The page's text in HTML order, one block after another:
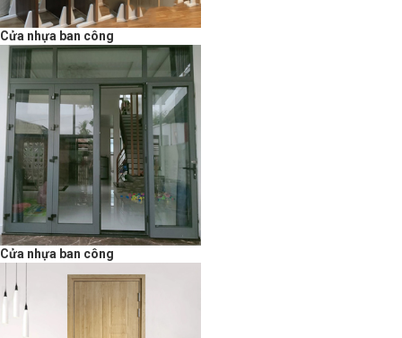
Cửa nhựa ban công
Cửa nhựa ban công